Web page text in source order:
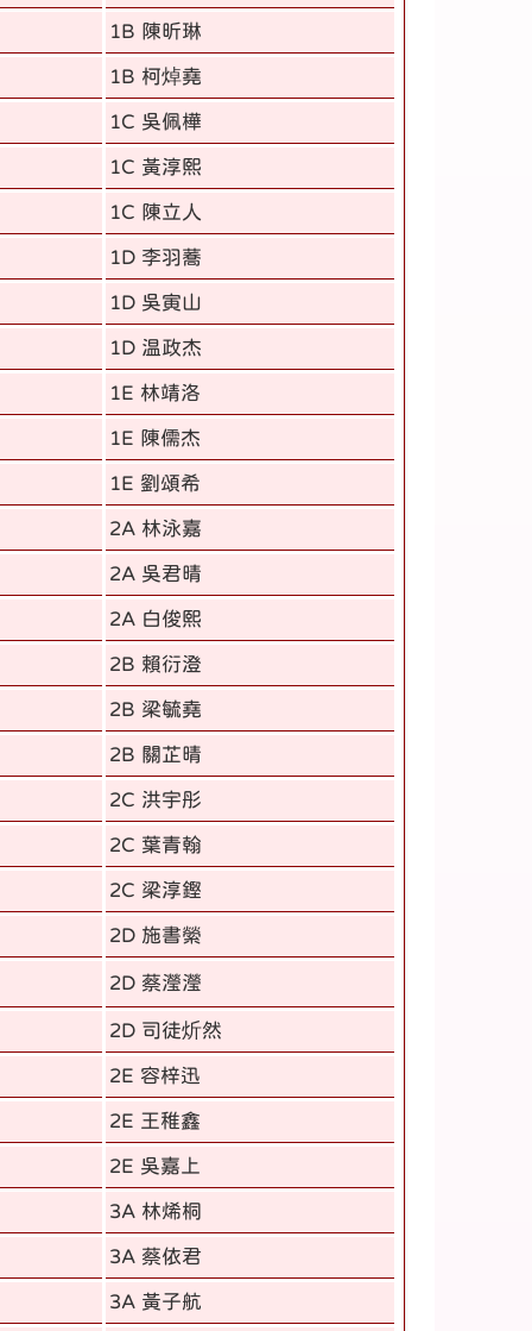
1B 陳昕琳
1B 柯焯堯
1C 吳佩樺
1C 黃淳熙
1C 陳立人
1D 李羽蕎
1D 吳寅山
1D 温政杰
1E 林靖洛
1E 陳儒杰
1E 劉頌希
2A 林泳嘉
2A 吳君晴
2A 白俊熙
2B 賴衍澄
2B 梁毓堯
2B 關芷晴
2C 洪宇彤
2C 葉青翰
2C 梁淳鏗
2D 施書縈
2D 蔡瀅瀅
2D 司徒炘然
2E 容梓迅
2E 王稚鑫
2E 吳嘉上
3A 林烯桐
3A 蔡依君
3A 黃子航